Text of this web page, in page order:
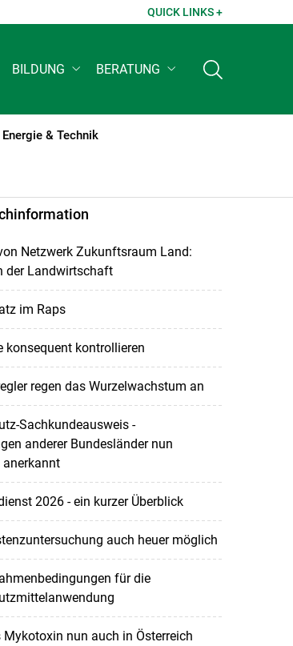
QUICK LINKS +
BILDUNG BERATUNG
Energie & Technik
Netzwerk Zukunftsraum Land:
der Landwirtschaft
im Raps
konsequent kontrollieren
regen das Wurzelwachstum an
Sachkundeausweis -
anderer Bundesländer nun
2026 - ein kurzer Überblick
auch heuer möglich
für die
nun auch in Österreich